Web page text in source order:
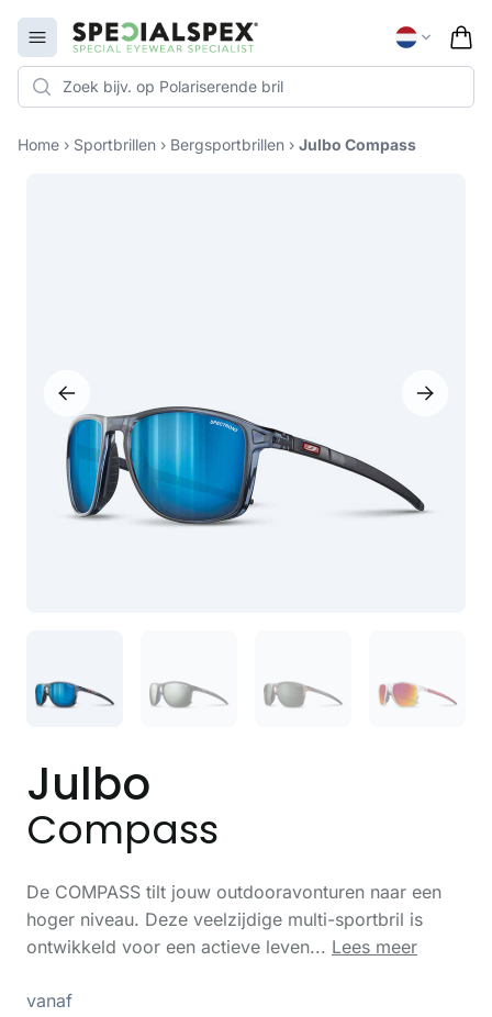
Open menu
Specialspex Logo
Home › Sportbrillen › Bergsportbrillen › Julbo Compass
Julbo
Compass
De COMPASS tilt jouw outdooravonturen naar een
hoger niveau. Deze veelzijdige multi-sportbril is
ontwikkeld voor een actieve leven... Lees meer
vanaf